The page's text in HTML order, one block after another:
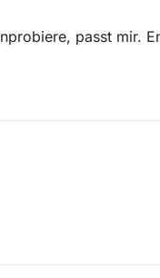
passt mir.